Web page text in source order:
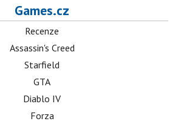
Games.cz
Recenze
Assassin's Creed
Starfield
GTA
Diablo IV
Forza